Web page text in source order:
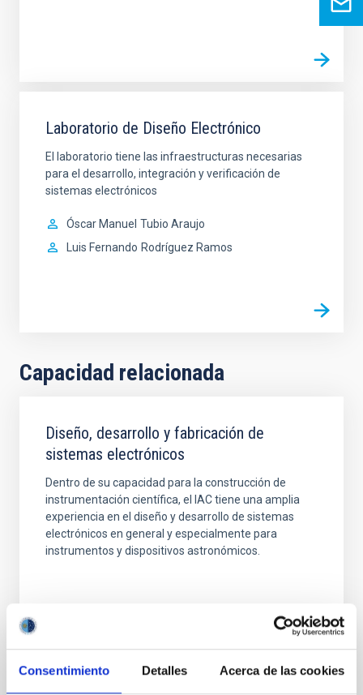
Consentimiento Detalles Acerca de las cookies
Laboratorio de Diseño Electrónico
El laboratorio tiene las infraestructuras necesarias
para el desarrollo, integración y verificación de
sistemas electrónicos
Óscar Manuel Tubio Araujo
Luis Fernando Rodríguez Ramos
Capacidad relacionada
Diseño, desarrollo y fabricación de
sistemas electrónicos
Dentro de su capacidad para la construcción de
instrumentación científica, el IAC tiene una amplia
experiencia en el diseño y desarrollo de sistemas
electrónicos en general y especialmente para
instrumentos y dispositivos astronómicos.